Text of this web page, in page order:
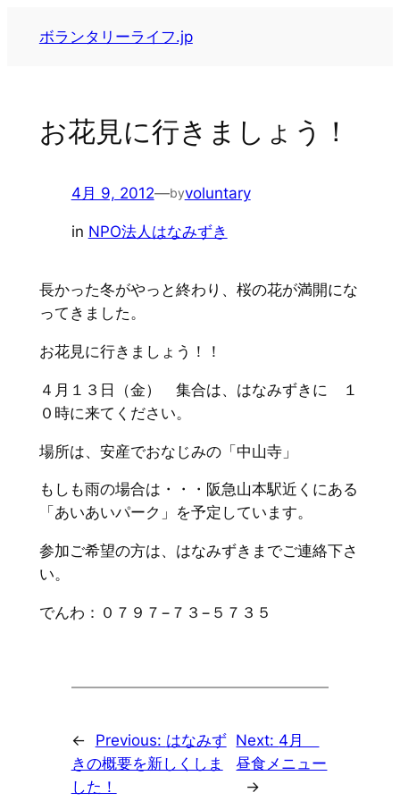
ボランタリーライフ.jp
お花見に行きましょう！
4月 9, 2012—byvoluntary
in NPO法人はなみずき
長かった冬がやっと終わり、桜の花が満開にな
ってきました。
お花見に行きましょう！！
４月１３日（金） 集合は、はなみずきに １
０時に来てください。
場所は、安産でおなじみの「中山寺」
もしも雨の場合は・・・阪急山本駅近くにある
「あいあいパーク」を予定しています。
参加ご希望の方は、はなみずきまでご連絡下さ
い。
でんわ：０７９７−７３−５７３５
← Previous: はなみず
きの概要を新しくしま
した！
Next: 4月
昼食メニュー
→